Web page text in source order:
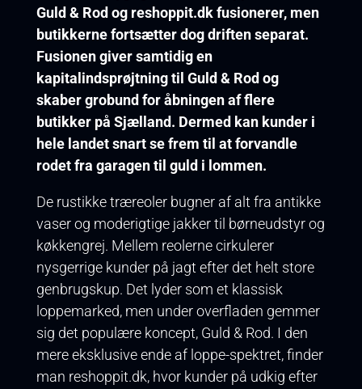
Guld & Rod og reshoppit.dk fusionerer, men
butikkerne fortsætter dog driften separat.
Fusionen giver samtidig en
kapitalindsprøjtning til Guld & Rod og
skaber grobund for åbningen af flere
butikker på Sjælland. Dermed kan kunder i
hele landet snart se frem til at forvandle
rodet fra garagen til guld i lommen.
De rustikke træreoler bugner af alt fra antikke
vaser og moderigtige jakker til børneudstyr og
køkkengrej. Mellem reolerne cirkulerer
nysgerrige kunder på jagt efter det helt store
genbrugskup. Det lyder som et klassisk
loppemarked, men under overfladen gemmer
sig det populære koncept, Guld & Rod. I den
mere eksklusive ende af loppe-spektret, finder
man reshoppit.dk, hvor kunder på udkig efter